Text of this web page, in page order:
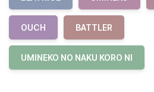
OUCH BATTLER
UMINEKO NO NAKU KORO NI